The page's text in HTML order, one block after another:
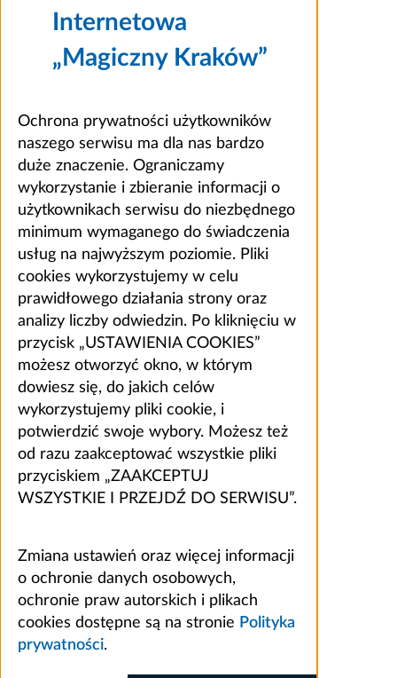
Internetowa
„Magiczny Kraków”
Ochrona prywatności użytkowników
naszego serwisu ma dla nas bardzo
duże znaczenie. Ograniczamy
wykorzystanie i zbieranie informacji o
użytkownikach serwisu do niezbędnego
minimum wymaganego do świadczenia
usług na najwyższym poziomie. Pliki
cookies wykorzystujemy w celu
prawidłowego działania strony oraz
analizy liczby odwiedzin. Po kliknięciu w
przycisk „USTAWIENIA COOKIES”
możesz otworzyć okno, w którym
dowiesz się, do jakich celów
wykorzystujemy pliki cookie, i
potwierdzić swoje wybory. Możesz też
od razu zaakceptować wszystkie pliki
przyciskiem „ZAAKCEPTUJ
WSZYSTKIE I PRZEJDŹ DO SERWISU”.
Zmiana ustawień oraz więcej informacji
o ochronie danych osobowych,
ochronie praw autorskich i plikach
cookies dostępne są na stronie Polityka
prywatności.